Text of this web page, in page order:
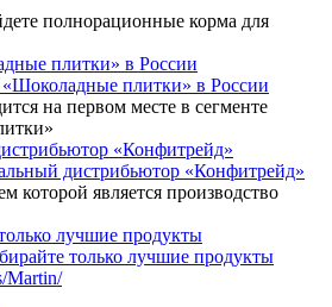
полнорационные корма для
плитки» в России
на первом месте в сегменте
дистрибьютор «Конфитрейд»
которой является производство
только лучшие продукты
Martin/